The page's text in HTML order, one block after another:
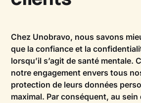
Chez Unobravo, nous savons
que la confiance et la
lorsqu’il s’agit de santé mentale.
notre engagement envers tous
protection de leurs données
maximal. Par conséquent, au sein